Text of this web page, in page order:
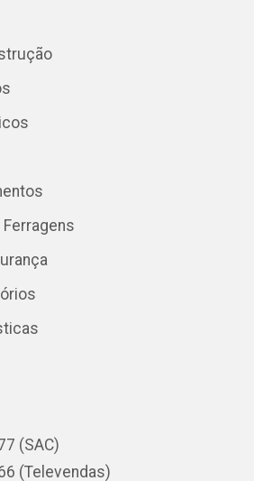
(SAC)
(Televendas)